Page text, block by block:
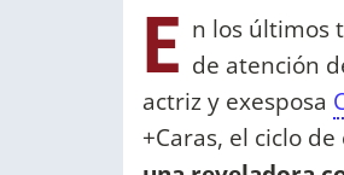
E n los últimos
de atención
actriz y exesposa
+Caras, el ciclo